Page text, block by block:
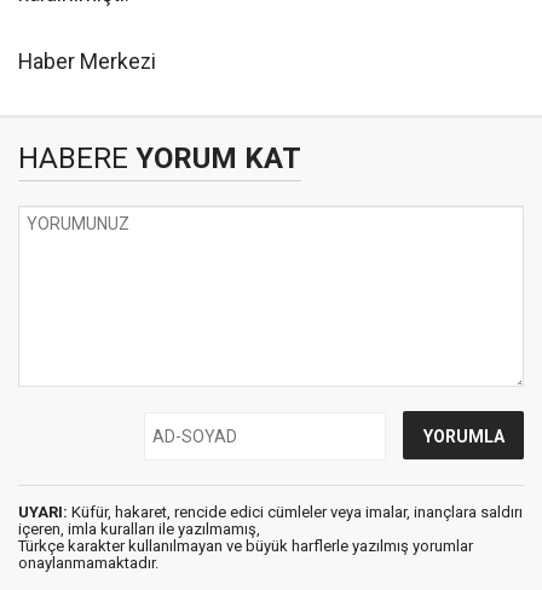
Haber Merkezi
HABERE YORUM KAT
UYARI: Küfür, hakaret, rencide edici cümleler veya imalar, inançlara saldırı
içeren, imla kuralları ile yazılmamış,
Türkçe karakter kullanılmayan ve büyük harflerle yazılmış yorumlar
onaylanmamaktadır.